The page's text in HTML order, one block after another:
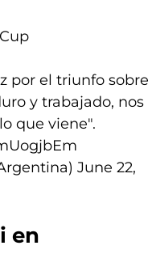
por el triunfo sobre
y trabajado, nos
que viene".
June 22,
en